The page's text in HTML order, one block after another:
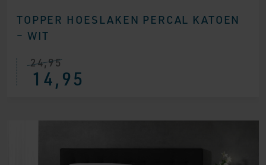
TOPPER HOESLAKEN PERCAL KATOEN
– WIT
24,95
14,95